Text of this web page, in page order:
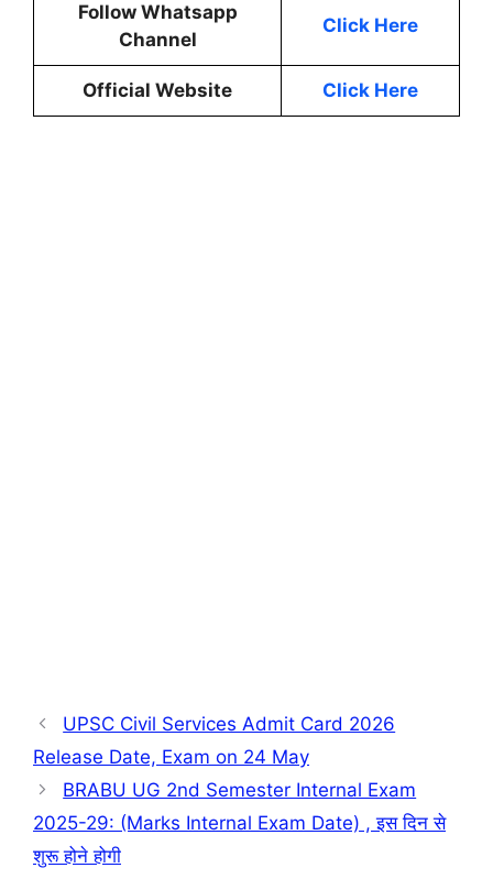
Follow Whatsapp
Channel
Click Here
Official Website Click Here
UPSC Civil Services Admit Card 2026
Release Date, Exam on 24 May
BRABU UG 2nd Semester Internal Exam
2025-29: (Marks Internal Exam Date) , इस दिन से
शुरू होने होगी